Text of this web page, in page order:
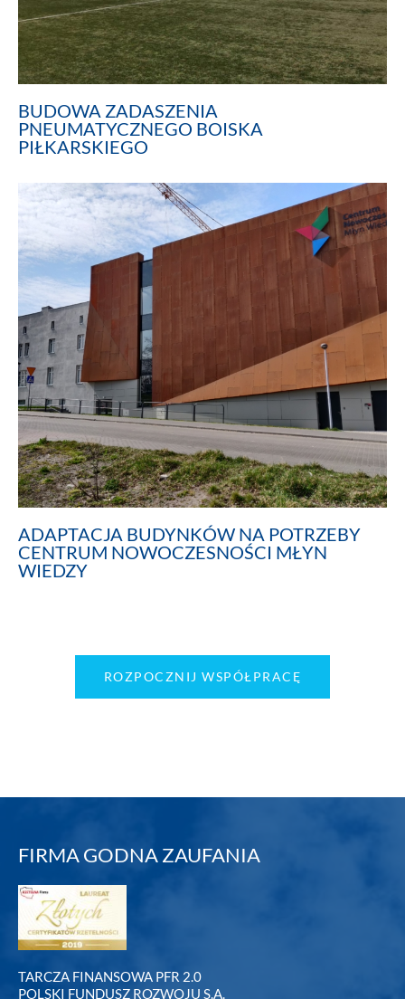
BUDOWA ZADASZENIA
PNEUMATYCZNEGO BOISKA
PIŁKARSKIEGO
ADAPTACJA BUDYNKÓW NA POTRZEBY
CENTRUM NOWOCZESNOŚCI MŁYN
WIEDZY
ROZPOCZNIJ WSPÓŁPRACĘ
FIRMA GODNA ZAUFANIA
TARCZA FINANSOWA PFR 2.0
POLSKI FUNDUSZ ROZWOJU S.A.